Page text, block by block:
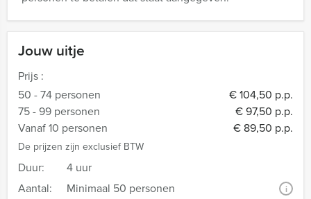
Jouw uitje
Prijs :
50 - 74 personen
€ 104,50 p.p.
75 - 99 personen
€ 97,50 p.p.
Vanaf 10 personen
€ 89,50 p.p.
De prijzen zijn exclusief BTW
Duur:
4 uur
Aantal:
Minimaal 50 personen i